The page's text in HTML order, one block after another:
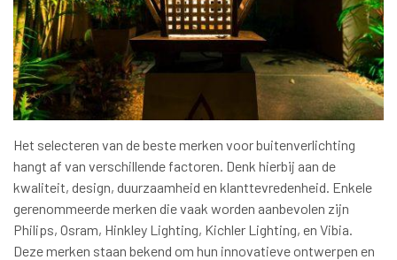
Het selecteren van de beste merken voor buitenverlichting
hangt af van verschillende factoren. Denk hierbij aan de
kwaliteit, design, duurzaamheid en klanttevredenheid. Enkele
gerenommeerde merken die vaak worden aanbevolen zijn
Philips, Osram, Hinkley Lighting, Kichler Lighting, en Vibia.
Deze merken staan ​​bekend om hun innovatieve ontwerpen en